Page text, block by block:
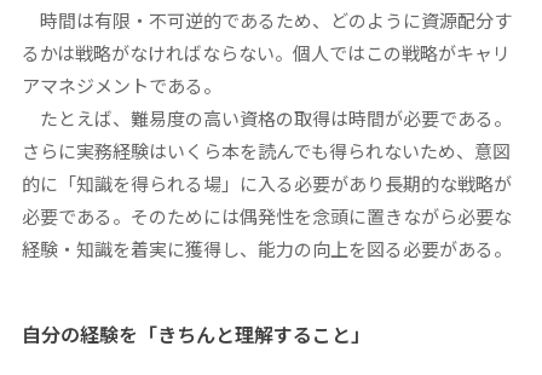
時間は有限・不可逆的であるため、どのように資源配分す
るかは戦略がなければならない。個人ではこの戦略がキャリ
アマネジメントである。
たとえば、難易度の高い資格の取得は時間が必要である。
さらに実務経験はいくら本を読んでも得られないため、意図
的に「知識を得られる場」に入る必要があり長期的な戦略が
必要である。そのためには偶発性を念頭に置きながら必要な
経験・知識を着実に獲得し、能力の向上を図る必要がある。
自分の経験を「きちんと理解すること」